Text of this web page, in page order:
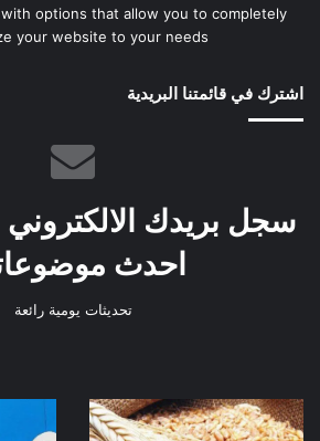
options that allow you to completely
your website to your needs.
اشترك في قائمتنا البريدية
سجل بريدك
احدث
تحديثات يومية رائعة
تأخر
زراعة
تستغني